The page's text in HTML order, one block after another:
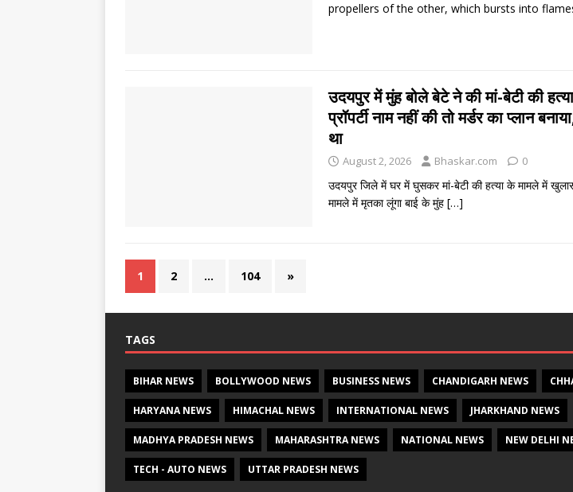
propellers of the other, which bursts into
उदयपुर में मुंह बोले बेटे ने की मां-बेटी की
प्रॉपर्टी नाम नहीं की तो मर्डर का प्लान
था
August 2, 2026 Bhaskar.com 0
उदयपुर जिले में घर में घुसकर मां-बेटी की हत्या के मामले में
मामले में मृतका लूंगा बाई के मुंह […]
1 2 … 104 »
TAGS
BIHAR NEWS BOLLYWOOD NEWS BUSINESS NEWS CHANDIGARH NEWS
HARYANA NEWS HIMACHAL NEWS INTERNATIONAL NEWS JHARKHAND NEWS
MADHYA PRADESH NEWS MAHARASHTRA NEWS NATIONAL NEWS NEW DELHI
TECH - AUTO NEWS UTTAR PRADESH NEWS